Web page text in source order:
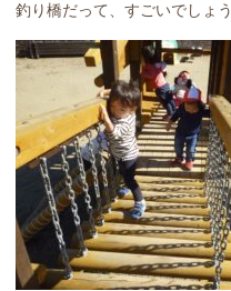
釣り橋だって、すごいでしょう